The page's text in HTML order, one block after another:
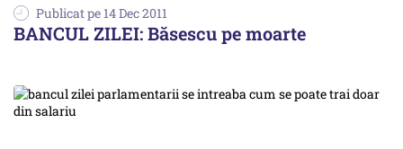
Publicat pe 14 Dec 2011
BANCUL ZILEI: Băsescu pe moarte